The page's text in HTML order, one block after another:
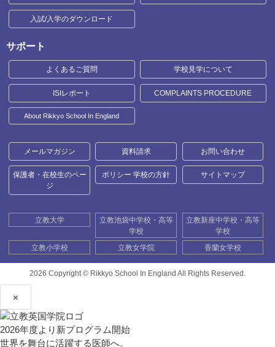
入試/入学のダウンロード
サポート
よくあるご質問 学校見学について
ISIレポート COMPLAINTS PROCEDURE
About Rikkyo School In England
メールマガジン 資料請求 お問い合わせ
保護者・在校生のペー
ジ
ポリシー 学校の方針 サイトマップ
立教大学
立教池袋中学校・高等
学校
立教新座中学校・高等
学校
立教小学校
立教女学院 香蘭女学校
2026 Copyright © Rikkyo School In England All Rights Reserved.
×
2026年度より新プログラム開始
世界を舞台に活躍する医師へ。